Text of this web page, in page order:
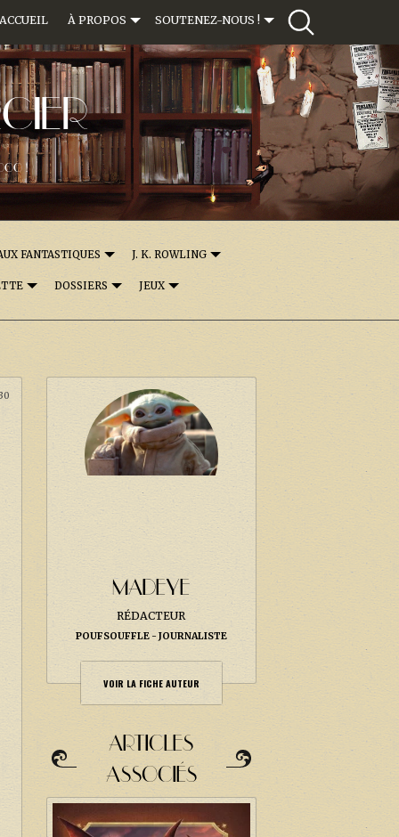
À PROPOS SOUTENEZ-NOUS !
!
FANTASTIQUES J. K. ROWLING
DOSSIERS JEUX
MADEYE
RÉDACTEUR
POUFSOUFFLE JOURNALISTE
VOIR LA FICHE AUTEUR
ARTICLES
ASSOCIÉS